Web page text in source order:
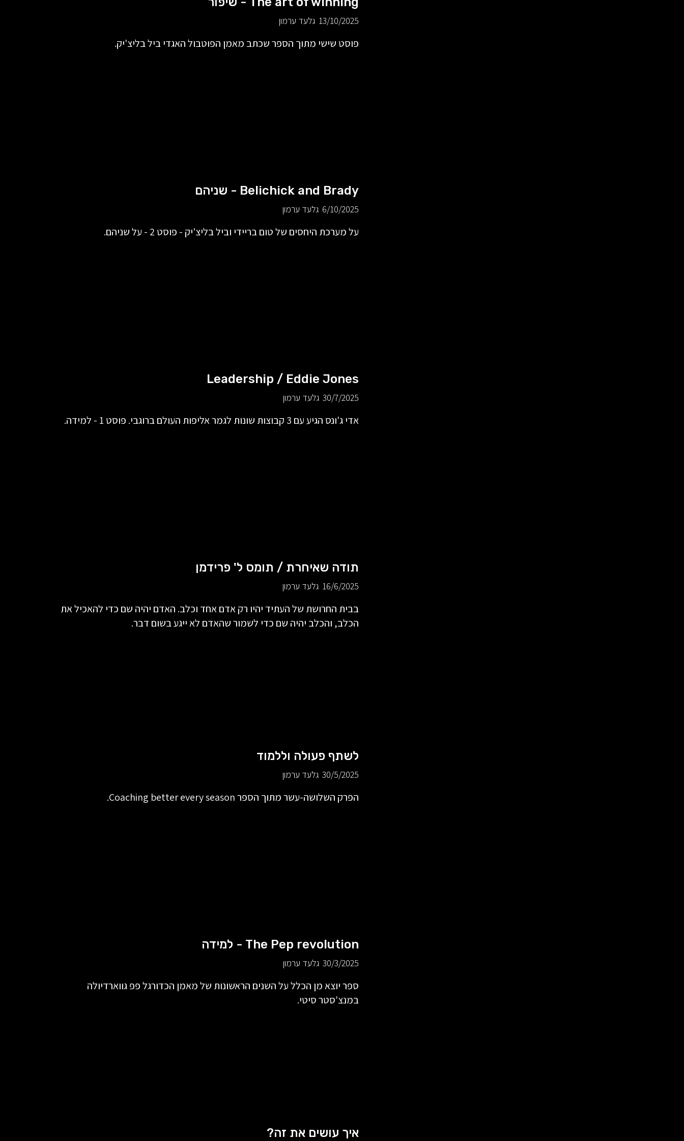
13/10/2025 גלעד ערמון
פוסט שישי מתוך הספר שכתב מאמן הפוטבול האגדי ביל בליצ'יק.
Belichick and Brady - שניהם
6/10/2025 גלעד ערמון
על מערכת היחסים של טום בריידי וביל בליצ'יק - פוסט 2 - על שניהם.
Leadership / Eddie Jones
30/7/2025 גלעד ערמון
אדי ג'ונס הגיע עם 3 קבוצות שונות לגמר אליפות העולם ברוגבי. פוסט 1 - למידה.
תודה שאיחרת / תומס ל' פרידמן
16/6/2025 גלעד ערמון
בבית החרושת של העתיד יהיו רק אדם אחד וכלב. האדם יהיה שם כדי להאכיל את
הכלב, והכלב יהיה שם כדי לשמור שהאדם לא ייגע בשום דבר.
לשתף פעולה וללמוד
30/5/2025 גלעד ערמון
הפרק השלושה-עשר מתוך הספר Coaching better every season.
The Pep revolution - למידה
30/3/2025 גלעד ערמון
ספר יוצא מן הכלל על השנים הראשונות של מאמן הכדורגל פפ גווארדיולה
במנצ'סטר סיטי.
איך עושים את זה?